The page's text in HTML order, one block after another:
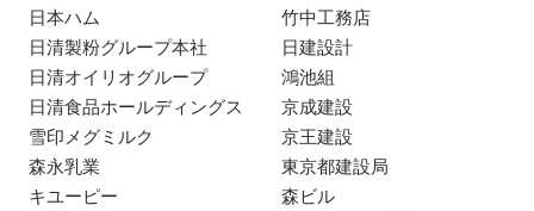
日本ハム
日清製粉グループ本社
日清オイリオグループ
日清食品ホールディングス
雪印メグミルク
森永乳業
キユーピー
竹中工務店
日建設計
鴻池組
京成建設
京王建設
東京都建設局
森ビル